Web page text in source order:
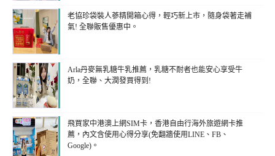
老協珍袋裝人蔘精開箱心得，輕巧新上市，隨身袋著走補
氣! 全聯販售優惠中。
Arla丹麥無乳糖牛乳推薦，乳糖不耐者也能安心享受牛
奶，全聯、大潤發買得到!
飛買家中港澳上網SIM卡，香港自由行海外旅遊網卡推
薦，內文含使用心得分享(免翻牆使用LINE、FB、
Google)。